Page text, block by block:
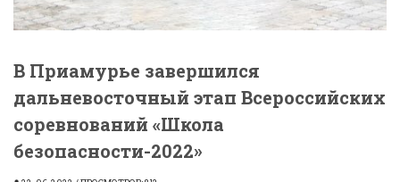
В Приамурье завершился
дальневосточный этап Всероссийских
соревнований «Школа
безопасности-2022»